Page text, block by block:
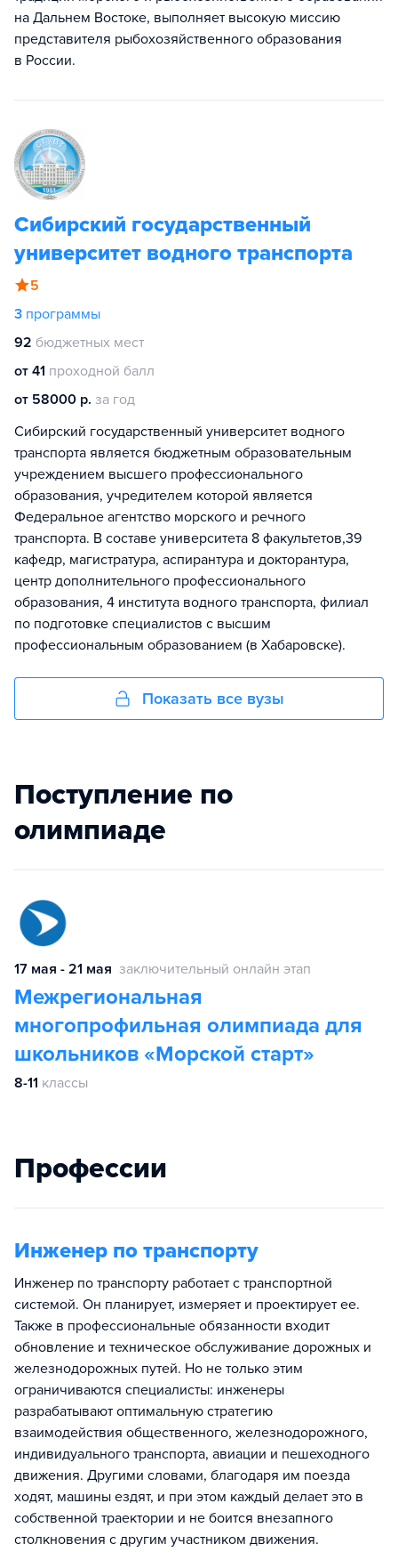
на Дальнем Востоке, выполняет высокую миссию
представителя рыбохозяйственного образования
в России.
Сибирский государственный
университет водного транспорта
5
3 программы
92 бюджетных мест
от 41 проходной балл
от 58000 р. за год
Сибирский государственный университет водного
транспорта является бюджетным образовательным
учреждением высшего профессионального
образования, учредителем которой является
Федеральное агентство морского и речного
транспорта. В составе университета 8 факультетов,39
кафедр, магистратура, аспирантура и докторантура,
центр дополнительного профессионального
образования, 4 института водного транспорта, филиал
по подготовке специалистов с высшим
профессиональным образованием (в Хабаровске).
Показать все вузы
Поступление по
олимпиаде
17 мая - 21 мая заключительный онлайн этап
Межрегиональная
многопрофильная олимпиада для
школьников «Морской старт»
8-11 классы
Профессии
Инженер по транспорту
Инженер по транспорту работает с транспортной
системой. Он планирует, измеряет и проектирует ее.
Также в профессиональные обязанности входит
обновление и техническое обслуживание дорожных и
железнодорожных путей. Но не только этим
ограничиваются специалисты: инженеры
разрабатывают оптимальную стратегию
взаимодействия общественного, железнодорожного,
индивидуального транспорта, авиации и пешеходного
движения. Другими словами, благодаря им поезда
ходят, машины ездят, и при этом каждый делает это в
собственной траектории и не боится внезапного
столкновения с другим участником движения.